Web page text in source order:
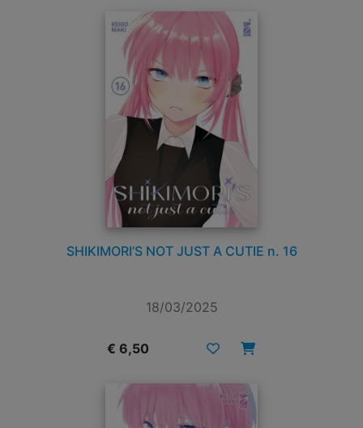
SHIKIMORI’S NOT JUST A CUTIE n. 16
18/03/2025
€ 6,50